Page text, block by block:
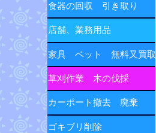
食器の回収 引き取り
店舗、業務用品
家具 ベット 無料又買取
草刈作業 木の伐採
カーポート撤去 廃棄
ゴキブリ削除